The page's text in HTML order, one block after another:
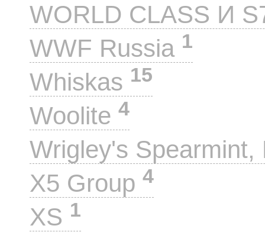
WORLD CLASS И
WWF Russia 1
Whiskas 15
Woolite 4
Wrigley's
X5 Group 4
XS 1